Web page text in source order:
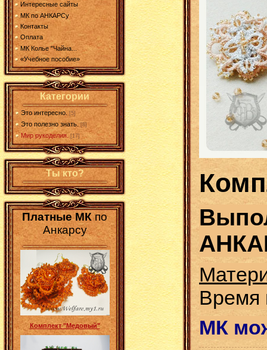
Интересные сайты
МК по АНКАРСу
Контакты
Оплата
МК Колье "Чайна...
«Учебное пособие»
Категории
Это интересно. [5]
Это полезно знать. [8]
Мир рукоделия. [17]
Ты кто?
Платные МКпо
Анкарсу
Комплект "Медовый"
Время
МК